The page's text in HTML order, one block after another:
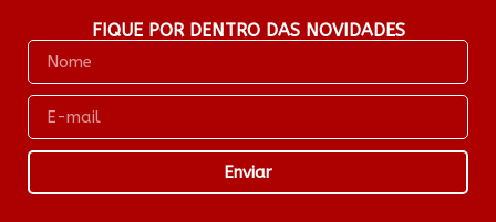
FIQUE POR DENTRO DAS NOVIDADES
Enviar